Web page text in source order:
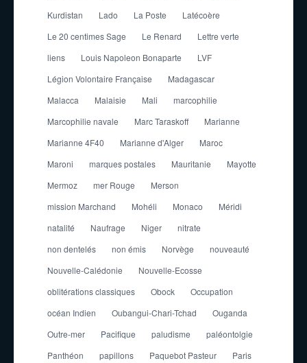
Kurdistan
Lado La Poste
Latécoère
Le 20 centimes Sage
Le Renard
Lettre verte
liens
Louis Napoleon Bonaparte
LVF
Légion Volontaire Française
Madagascar
Malacca
Malaisie Mali
marcophilie
Marcophilie navale
Marc Taraskoff
Marianne
Marianne 4F40
Marianne d'Alger
Maroc
Maroni
marques postales Mauritanie
Mayotte
Mermoz
mer Rouge
Merson
mission Marchand
Mohéli Monaco
Méridi
natalité
Naufrage Niger
nitrate
non dentelés
non émis Norvège
nouveauté
Nouvelle-Calédonie
Nouvelle-Ecosse
oblitérations classiques
Obock
Occupation
océan Indien
Oubangui-Chari-Tchad
Ouganda
Outre-mer
Pacifique paludisme
paléontolgie
Panthéon
papillons Paquebot Pasteur Paris